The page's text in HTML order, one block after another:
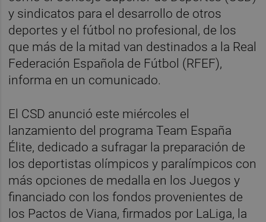
y sindicatos para el desarrollo de otros
deportes y el fútbol no profesional, de los
que más de la mitad van destinados a la Real
Federación Española de Fútbol (RFEF),
informa en un comunicado.
El CSD anunció este miércoles el
lanzamiento del programa Team España
Élite, dedicado a sufragar la preparación de
los deportistas olímpicos y paralímpicos con
más opciones de medalla en los Juegos y
financiado con los fondos provenientes de
los Pactos de Viana, firmados por LaLiga, la